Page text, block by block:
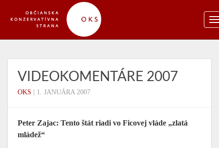
VIDEOKOMENTÁRE 2007
OKS 1. JANUÁRA 2007
Peter Zajac: Tento štát riadi vo Ficovej vláde „zlatá
mládež“